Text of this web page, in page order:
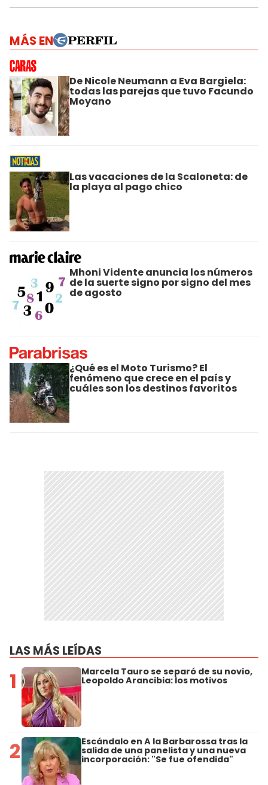
MÁS EN
De Nicole Neumann a Eva Bargiela:
todas las parejas que tuvo Facundo
Moyano
Las vacaciones de la Scaloneta: de
la playa al pago chico
Mhoni Vidente anuncia los números
de la suerte signo por signo del mes
de agosto
¿Qué es el Moto Turismo? El
fenómeno que crece en el país y
cuáles son los destinos favoritos
LAS MÁS LEÍDAS
1 Marcela Tauro se separó de su novio,
Leopoldo Arancibia: los motivos
2 Escándalo en A la Barbarossa tras la
salida de una panelista y una nueva
incorporación: "Se fue ofendida"